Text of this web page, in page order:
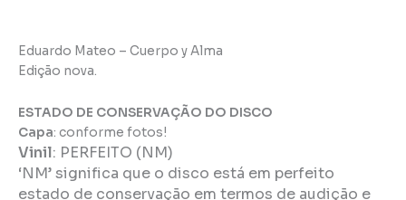
Eduardo Mateo – Cuerpo y Alma
Edição nova.
ESTADO DE CONSERVAÇÃO DO DISCO
Capa: conforme fotos!
Vinil: PERFEITO (NM)
‘NM’ significa que o disco está em perfeito
estado de conservação em termos de audição e